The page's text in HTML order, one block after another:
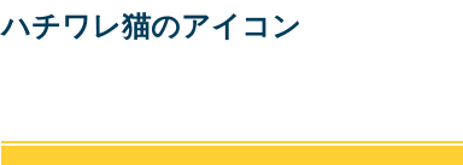
ハチワレ猫のアイコン